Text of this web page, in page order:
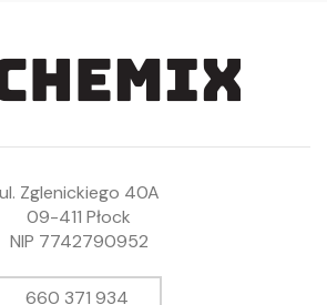
ul. Zglenickiego 40A
09-411 Płock
NIP 7742790952
660 371 934